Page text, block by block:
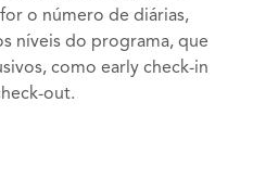
o número de diárias,
níveis do programa, que
como early check-in
out.